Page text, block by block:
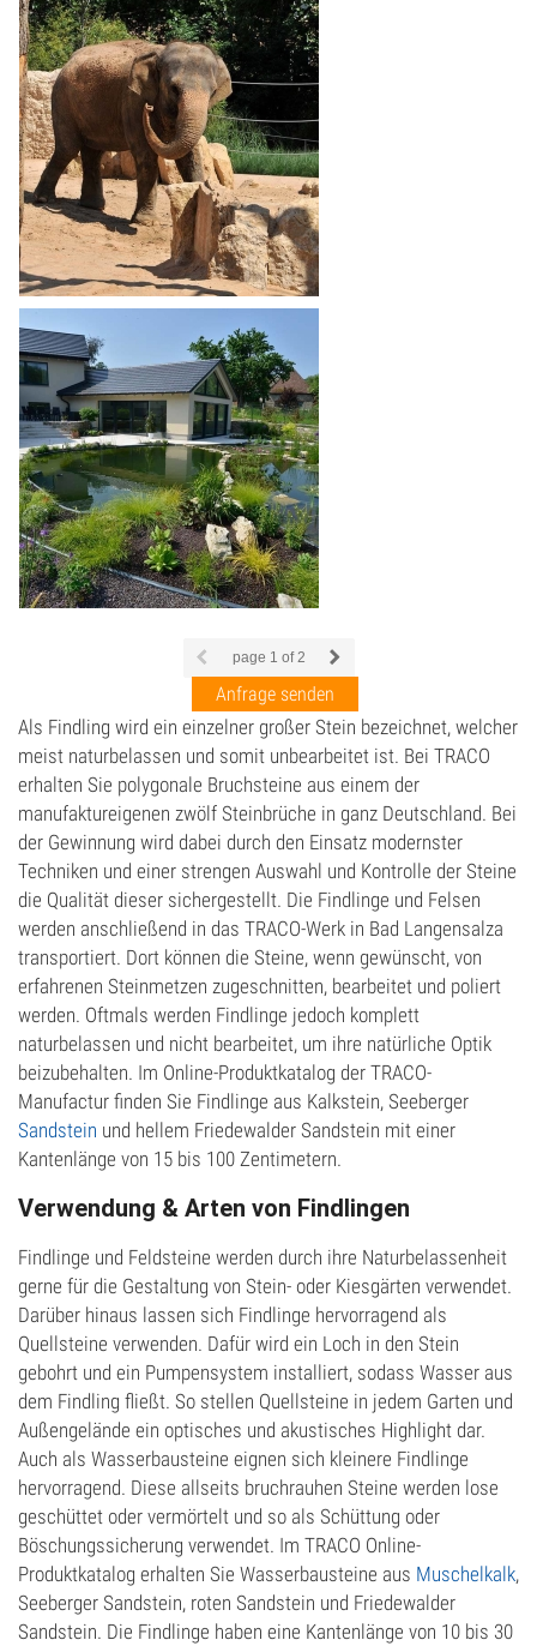
page 1 of 2
Anfrage senden
Als Findling wird ein einzelner großer Stein bezeichnet, welcher
meist naturbelassen und somit unbearbeitet ist. Bei TRACO
erhalten Sie polygonale Bruchsteine aus einem der
manufaktureigenen zwölf Steinbrüche in ganz Deutschland. Bei
der Gewinnung wird dabei durch den Einsatz modernster
Techniken und einer strengen Auswahl und Kontrolle der Steine
die Qualität dieser sichergestellt. Die Findlinge und Felsen
werden anschließend in das TRACO-Werk in Bad Langensalza
transportiert. Dort können die Steine, wenn gewünscht, von
erfahrenen Steinmetzen zugeschnitten, bearbeitet und poliert
werden. Oftmals werden Findlinge jedoch komplett
naturbelassen und nicht bearbeitet, um ihre natürliche Optik
beizubehalten. Im Online-Produktkatalog der TRACO-
Manufactur finden Sie Findlinge aus Kalkstein, Seeberger
Sandstein und hellem Friedewalder Sandstein mit einer
Kantenlänge von 15 bis 100 Zentimetern.
Verwendung & Arten von Findlingen
Findlinge und Feldsteine werden durch ihre Naturbelassenheit
gerne für die Gestaltung von Stein- oder Kiesgärten verwendet.
Darüber hinaus lassen sich Findlinge hervorragend als
Quellsteine verwenden. Dafür wird ein Loch in den Stein
gebohrt und ein Pumpensystem installiert, sodass Wasser aus
dem Findling fließt. So stellen Quellsteine in jedem Garten und
Außengelände ein optisches und akustisches Highlight dar.
Auch als Wasserbausteine eignen sich kleinere Findlinge
hervorragend. Diese allseits bruchrauhen Steine werden lose
geschüttet oder vermörtelt und so als Schüttung oder
Böschungssicherung verwendet. Im TRACO Online-
Produktkatalog erhalten Sie Wasserbausteine aus Muschelkalk,
Seeberger Sandstein, roten Sandstein und Friedewalder
Sandstein. Die Findlinge haben eine Kantenlänge von 10 bis 30